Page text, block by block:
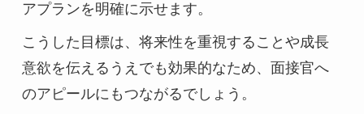
アプランを明確に示せます。
こうした目標は、将来性を重視することや成長
意欲を伝えるうえでも効果的なため、面接官へ
のアピールにもつながるでしょう。